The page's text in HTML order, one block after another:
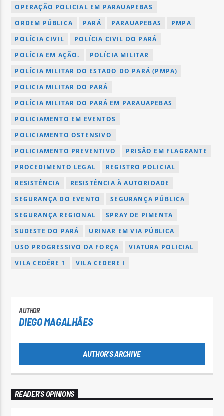
OPERAÇÃO POLICIAL EM PARAUAPEBAS
ORDEM PÚBLICA
PARÁ PARAUAPEBAS
PMPA
POLÍCIA CIVIL
POLÍCIA CIVIL DO PARÁ
POLÍCIA EM AÇÃO.
POLÍCIA MILITAR
POLÍCIA MILITAR DO ESTADO DO PARÁ (PMPA)
POLICIA MILITAR DO PARÁ
POLÍCIA MILITAR DO PARÁ EM PARAUAPEBAS
POLICIAMENTO EM EVENTOS
POLICIAMENTO OSTENSIVO
POLICIAMENTO PREVENTIVO
PRISÃO EM FLAGRANTE
PROCEDIMENTO LEGAL
REGISTRO POLICIAL
RESISTÊNCIA
RESISTÊNCIA À AUTORIDADE
SEGURANÇA DO EVENTO
SEGURANÇA PÚBLICA
SEGURANÇA REGIONAL
SPRAY DE PIMENTA
SUDESTE DO PARÁ
URINAR EM VIA PÚBLICA
USO PROGRESSIVO DA FORÇA
VIATURA POLICIAL
VILA CEDÉRE 1
VILA CEDERE I
AUTHOR
DIEGO MAGALHÃES
AUTHOR'S ARCHIVE
READER'S OPINIONS